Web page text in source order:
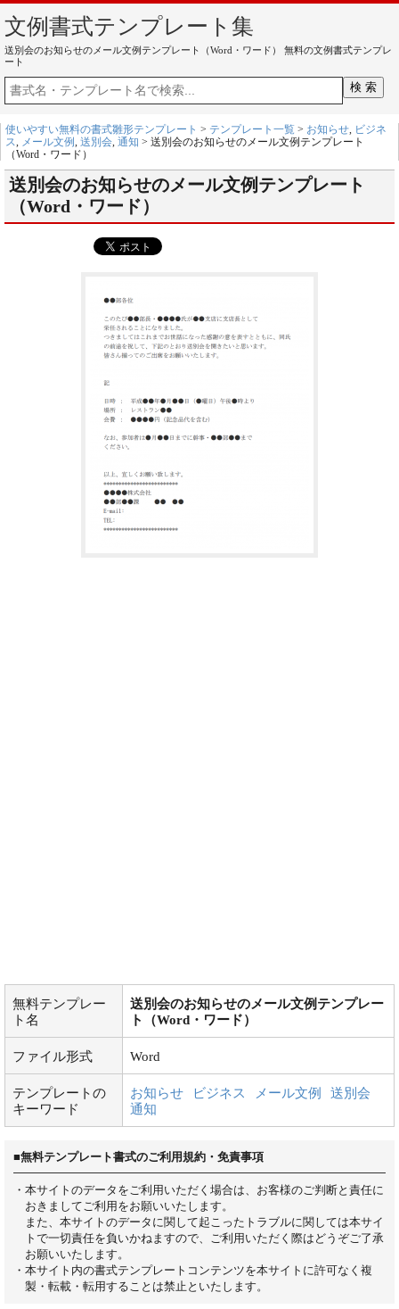
文例書式テンプレート集
送別会のお知らせのメール文例テンプレート（Word・ワード） 無料の文例書式テンプレ
ート
使いやすい無料の書式雛形テンプレート > テンプレート一覧 > お知らせ, ビジネ
ス, メール文例, 送別会, 通知 > 送別会のお知らせのメール文例テンプレート
（Word・ワード）
送別会のお知らせのメール文例テンプレート
（Word・ワード）
無料テンプレー
ト名
送別会のお知らせのメール文例テンプレー
ト（Word・ワード）
ファイル形式 Word
テンプレートの
キーワード
お知らせ ビジネス メール文例
送別会
通知
■無料テンプレート書式のご利用規約・免責事項
・本サイトのデータをご利用いただく場合は、お客様のご判断と責任に
おきましてご利用をお願いいたします。
また、本サイトのデータに関して起こったトラブルに関しては本サイ
トで一切責任を負いかねますので、ご利用いただく際はどうぞご了承
お願いいたします。
・本サイト内の書式テンプレートコンテンツを本サイトに許可なく複
製・転載・転用することは禁止といたします。